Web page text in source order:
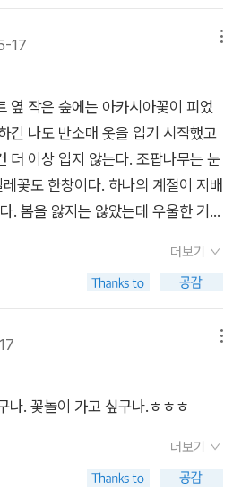
으니 행운의 별점인가 헛갈린다는
자유 또는 죽음을 맞은 노란 눈알
기분이기는 힘들지 않겠나 하는 것
래무지를 바다에 방생하는 장소가
바닷가에서는 누군가의 생일 기념
무지를 방생해 살거나 죽거나 할 확
일상적인 축포가 터진 장면을 묘사
둘 다일 수도 있겠고. 시집 2부의
해마는 식물 같아, / 수컷이 새끼를
로도 쓰인다고 / 멸종 위기라고 //
인 건 아니라고. // 다음 날이 도착했
이 먹어야만 산다는 것에 대해 생
원도 양양군과 접해있는 바다에는
니 이건 시인이 머릿속에서 바다와
하면서 쓴 것일 텐데 독자인 나는 무
와 수컷이 자기 배 속에 수정란을
습성과, 다음 날이 도착했을 때까
지 못한다. 말하지 못하고 입안에
다. 어제는 주기적인 일정을 변경하
변경한 일정을 다시 잡아야 하는 일
이 끼어들 문제가 아니었다. 그럴
런데도 나는 속으로 짜증을 냈고 미
왜 그랬을까. 번거로움, 귀찮음 때문
들인데 그냥 대수롭지 않게 그럴 수
디론가 달아나버렸다. 사소하다고
것일까. 나 아닌 누군가에 의해 결정
게 싫으면서도 나는 또 누군가에
인 방법 안에는 비용의 최소화가
이다. 이게 맞는 것일까? 맞고 틀림
하게 생각하려 하는데도 한 번씩
결되지 않은 문제들로 피곤한 시간,
사용하지 못했다. 인터넷 쇼핑몰에
끼우면 된다는 설명이 있었다. 제조
17
옆 작은 숲에는 아카시아꽃이 피었
긴 나도 반소매 옷을 입기 시작했고
더 이상 입지 않는다. 조팝나무는 눈
꽃도 한창이다. 하나의 계절이 지배
. 봄을 앓지는 않았는데 우울한 기운
시킬 수는 없다는 게 더욱 안타깝
울의 근원은 모두 이러하지 않을
움의 이름으로 우리를 괴롭히는 것들
의 죽음, 누군가의 사고. 반갑지 않
라는 어쩔 수 없다고 해야 할까. 하
게 보낼까. 계획하고 준비하는 이들
것일까. 저마다 간직한 어떤 것들
는 시간이 적을뿐이다. 어떤 것에 시
따라 달라진다. 우울한 마음만 바라
더보기
나. 꽃놀이 가고 싶구나.ㅎㅎㅎ
더보기